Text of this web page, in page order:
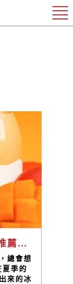
芒果產季到了！芒果飲料推薦禾乃川夏季限定愛文芒果甘酒
總會想
季的
來的冰